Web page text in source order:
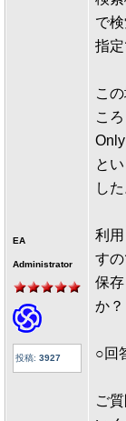
EA
Administrator
投稿: 3927
で
指定
こ
ころ
と
した
利
す
保
か？
○回
ご